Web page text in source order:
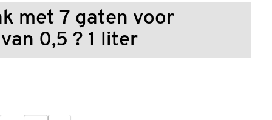
met 7 gaten voor
0,5 ? 1 liter